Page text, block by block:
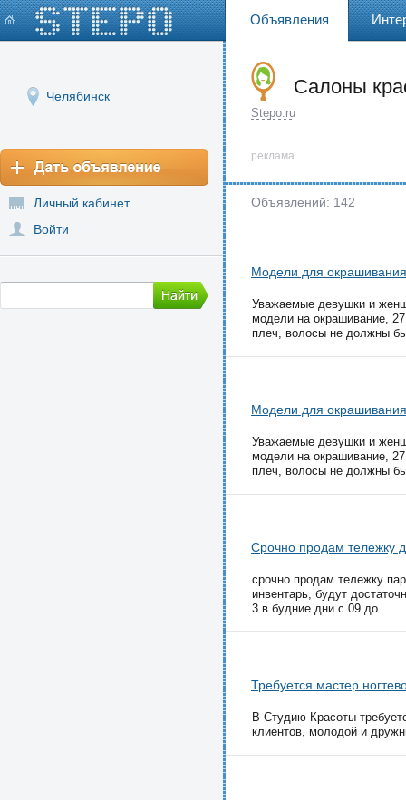
Объявления
Челябинск
Личный кабинет
Войти
Салоны
Stepo.ru
реклама
Объявлений: 142
Модели для
Уважаемые девушки и
модели на окрашивание,
плеч, волосы не должны
Модели для
Уважаемые девушки и
модели на окрашивание,
плеч, волосы не должны
Срочно продам тележку
срочно продам тележку
инвентарь, будут
3 в будние дни с 09 до...
Требуется мастер
В Студию Красоты
клиентов, молодой и